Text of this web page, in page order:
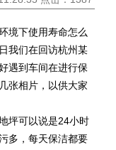
境下使用寿命怎么
我们在回访杭州某
遇到车间在进行保
张相片，以供大家
坪可以说是24小时
多，每天保洁都要